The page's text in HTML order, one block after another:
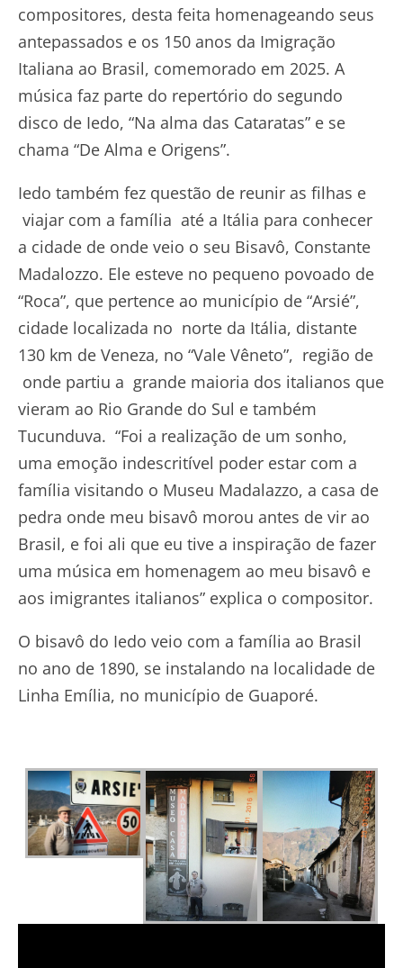
compositores, desta feita homenageando seus
antepassados e os 150 anos da Imigração
Italiana ao Brasil, comemorado em 2025. A
música faz parte do repertório do segundo
disco de Iedo, “Na alma das Cataratas” e se
chama “De Alma e Origens”.
Iedo também fez questão de reunir as filhas e
viajar com a família até a Itália para conhecer
a cidade de onde veio o seu Bisavô, Constante
Madalozzo. Ele esteve no pequeno povoado de
“Roca”, que pertence ao município de “Arsié”,
cidade localizada no norte da Itália, distante
130 km de Veneza, no “Vale Vêneto”, região de
onde partiu a grande maioria dos italianos que
vieram ao Rio Grande do Sul e também
Tucunduva. “Foi a realização de um sonho,
uma emoção indescritível poder estar com a
família visitando o Museu Madalazzo, a casa de
pedra onde meu bisavô morou antes de vir ao
Brasil, e foi ali que eu tive a inspiração de fazer
uma música em homenagem ao meu bisavô e
aos imigrantes italianos” explica o compositor.
O bisavô do Iedo veio com a família ao Brasil
no ano de 1890, se instalando na localidade de
Linha Emília, no município de Guaporé.